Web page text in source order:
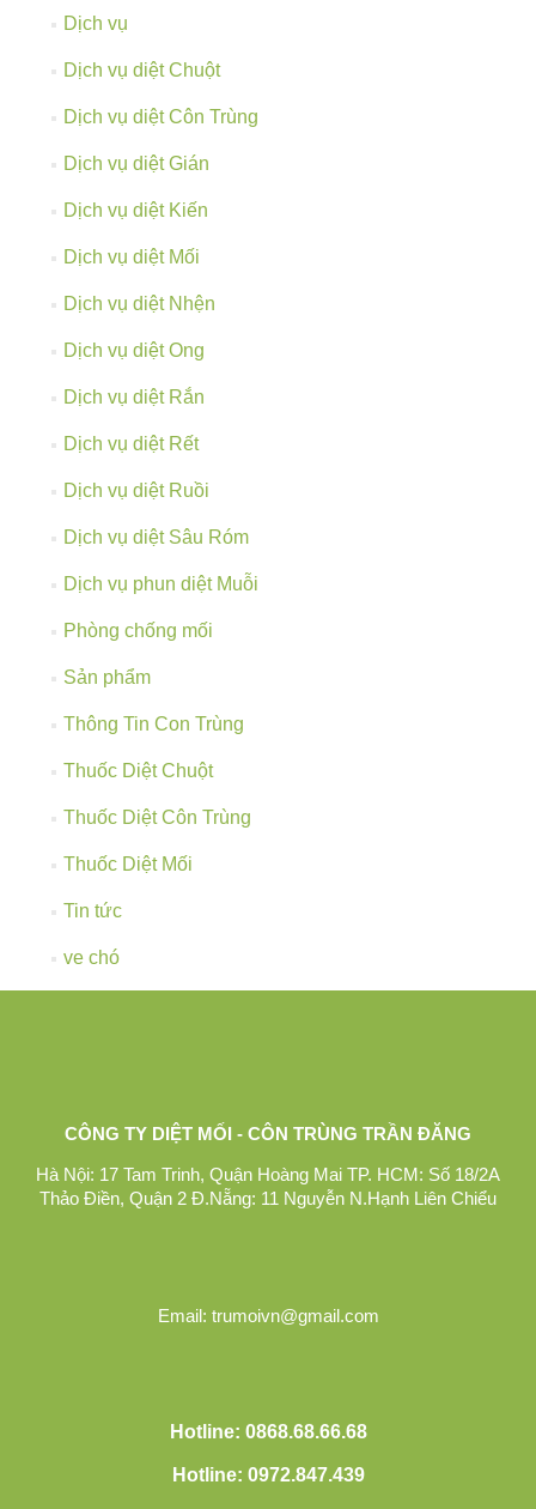
Dịch vụ
Dịch vụ diệt Chuột
Dịch vụ diệt Côn Trùng
Dịch vụ diệt Gián
Dịch vụ diệt Kiến
Dịch vụ diệt Mối
Dịch vụ diệt Nhện
Dịch vụ diệt Ong
Dịch vụ diệt Rắn
Dịch vụ diệt Rết
Dịch vụ diệt Ruồi
Dịch vụ diệt Sâu Róm
Dịch vụ phun diệt Muỗi
Phòng chống mối
Sản phẩm
Thông Tin Con Trùng
Thuốc Diệt Chuột
Thuốc Diệt Côn Trùng
Thuốc Diệt Mối
Tin tức
ve chó
CÔNG TY DIỆT MỐI - CÔN TRÙNG TRẦN ĐĂNG
Hà Nội: 17 Tam Trinh, Quận Hoàng Mai TP. HCM: Số 18/2A
Thảo Điền, Quận 2 Đ.Nẵng: 11 Nguyễn N.Hạnh Liên Chiểu
Email: trumoivn@gmail.com
Hotline: 0868.68.66.68
Hotline: 0972.847.439